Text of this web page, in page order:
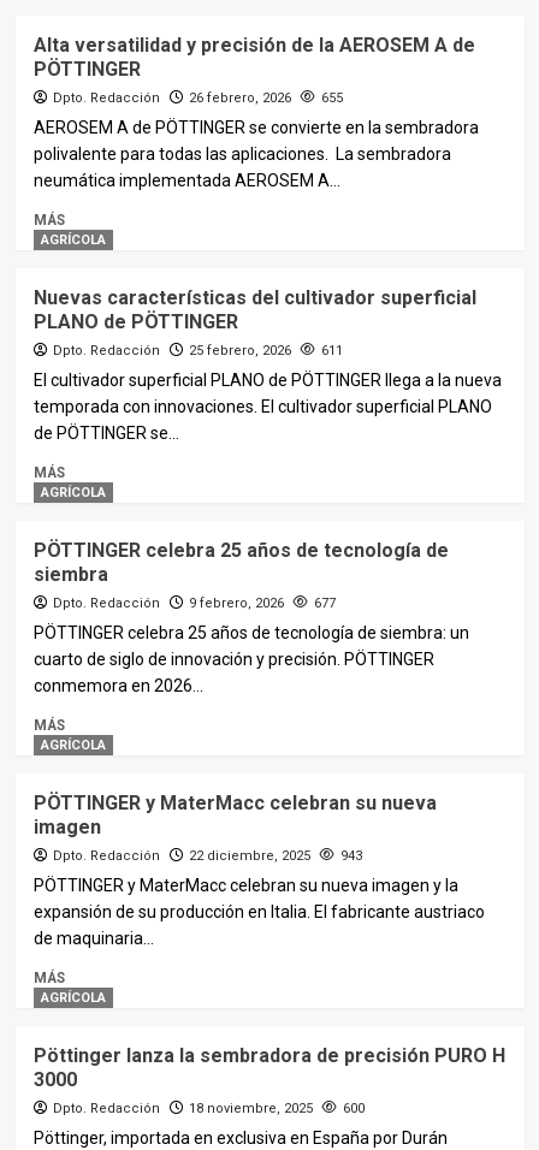
Alta versatilidad y precisión de la AEROSEM A de
PÖTTINGER
Dpto. Redacción 26 febrero, 2026 655
AEROSEM A de PÖTTINGER se convierte en la sembradora
polivalente para todas las aplicaciones. La sembradora
neumática implementada AEROSEM A...
MÁS
AGRÍCOLA
Nuevas características del cultivador superficial
PLANO de PÖTTINGER
Dpto. Redacción 25 febrero, 2026 611
El cultivador superficial PLANO de PÖTTINGER llega a la nueva
temporada con innovaciones. El cultivador superficial PLANO
de PÖTTINGER se...
MÁS
AGRÍCOLA
PÖTTINGER celebra 25 años de tecnología de
siembra
Dpto. Redacción 9 febrero, 2026 677
PÖTTINGER celebra 25 años de tecnología de siembra: un
cuarto de siglo de innovación y precisión. PÖTTINGER
conmemora en 2026...
MÁS
AGRÍCOLA
PÖTTINGER y MaterMacc celebran su nueva
imagen
Dpto. Redacción 22 diciembre, 2025 943
PÖTTINGER y MaterMacc celebran su nueva imagen y la
expansión de su producción en Italia. El fabricante austriaco
de maquinaria...
MÁS
AGRÍCOLA
Pöttinger lanza la sembradora de precisión PURO H
3000
Dpto. Redacción 18 noviembre, 2025 600
Pöttinger, importada en exclusiva en España por Durán